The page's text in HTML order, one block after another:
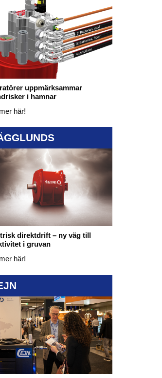
uppmärksammar
i hamnar
här!
direktdrift – ny väg till
i gruvan
här!